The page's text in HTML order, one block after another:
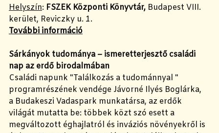
Helyszín: FSZEK Központi Könyvtár, Budapest VIII.
kerület, Reviczky u. 1.
További információ
Sárkányok tudománya – ismeretterjesztő családi
nap az erdő birodalmában
Családi napunk "Találkozás a tudománnyal "
programrészének vendége Jávorné Ilyés Boglárka,
a Budakeszi Vadaspark munkatársa, az erdők
világát mutatta be: többek közt szó esett a
megváltozott éghajlatról és inváziós növényekről is